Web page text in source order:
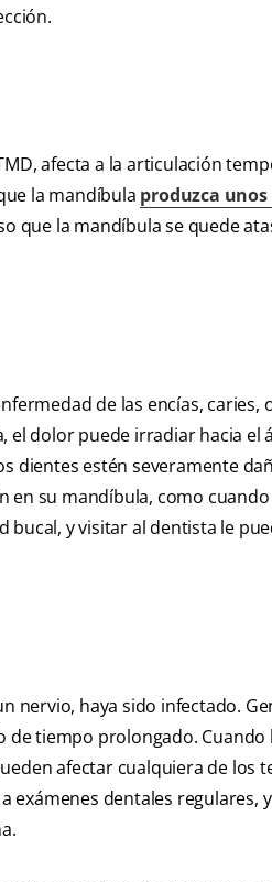
afecta a la articulación
la mandíbula produzca
que la mandíbula se quede
de las encías, caries,
dolor puede irradiar hacia el
dientes estén severamente
su mandíbula, como
y visitar al dentista le
nervio, haya sido infectado.
tiempo prolongado. Cuando
afectar cualquiera de los
dentales regulares,